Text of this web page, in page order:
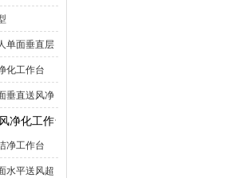
单面垂直层
化工作台
垂直送风净
净化工作台
净工作台
水平送风超